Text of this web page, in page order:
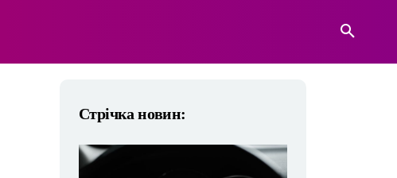
Стрічка новин: